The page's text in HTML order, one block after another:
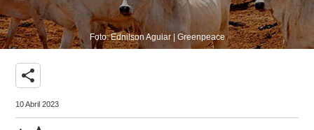
Foto: Ednilson Aguiar | Greenpeace
share
10 Abril 2023